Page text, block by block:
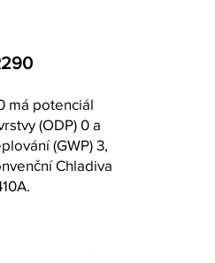
má potenciál
(ODP) 0 a
(GWP) 3,
Chladiva
0A.